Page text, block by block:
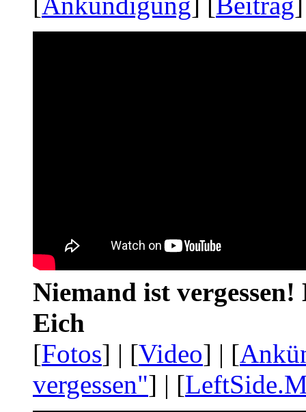
Niemand ist
Eich
[Fotos] | [Video] | [
vergessen"] | [